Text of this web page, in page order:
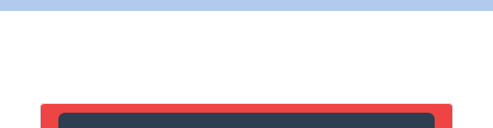
Lien vers inscription (sera inclus dans courriel)
X Fermer